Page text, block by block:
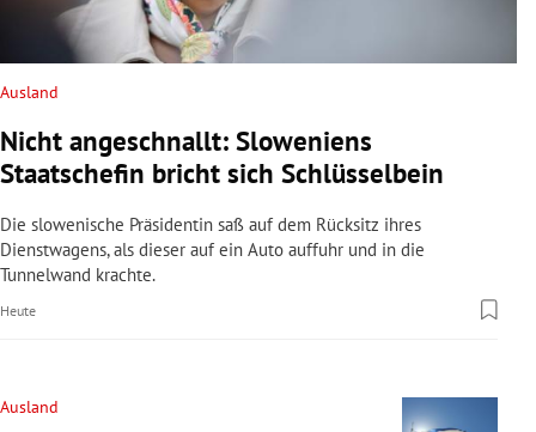
Ausland
Nicht angeschnallt: Sloweniens
Staatschefin bricht sich Schlüsselbein
Die slowenische Präsidentin saß auf dem Rücksitz ihres
Dienstwagens, als dieser auf ein Auto auffuhr und in die
Tunnelwand krachte.
Heute
Ausland